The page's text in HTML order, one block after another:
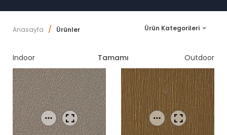
n
Anasayfa / Ürünler Ürün Kategorileri
Indoor Tamamı Outdoor